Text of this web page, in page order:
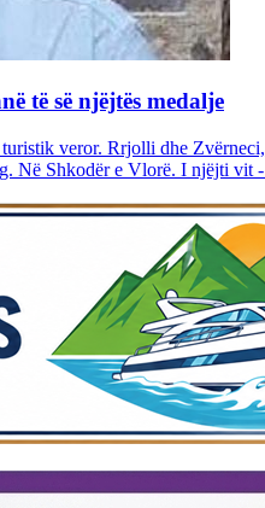
të së njëjtës medalje
veror. Rrjolli dhe
Në Shkodër e Vlorë. I njëjti vit